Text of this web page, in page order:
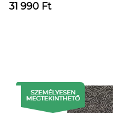
31 990 Ft